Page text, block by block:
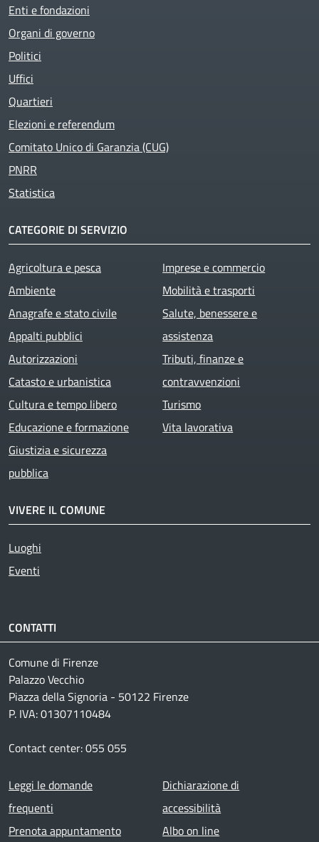
Enti e fondazioni
Organi di governo
Politici
Uffici
Quartieri
Elezioni e referendum
Comitato Unico di Garanzia (CUG)
PNRR
Statistica
CATEGORIE DI SERVIZIO
Agricoltura e pesca
Ambiente
Anagrafe e stato civile
Appalti pubblici
Autorizzazioni
Catasto e urbanistica
Cultura e tempo libero
Educazione e formazione
Giustizia e sicurezza
pubblica
Imprese e commercio
Mobilità e trasporti
Salute, benessere e
assistenza
Tributi, finanze e
contravvenzioni
Turismo
Vita lavorativa
VIVERE IL COMUNE
Luoghi
Eventi
CONTATTI
Comune di Firenze
Palazzo Vecchio
Piazza della Signoria - 50122 Firenze
P. IVA: 01307110484
Contact center: 055 055
Footer menu
Leggi le domande
frequenti
Prenota appuntamento
Dichiarazione di
accessibilità
Albo on line